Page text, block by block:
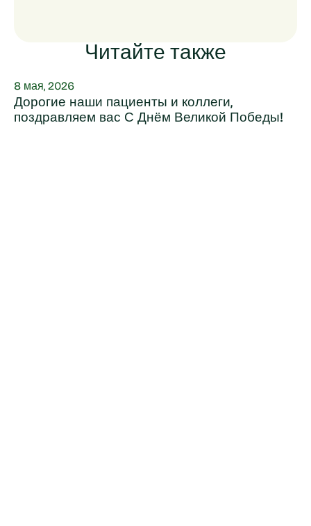
Читайте также
8 мая, 2026
Дорогие наши пациенты и коллеги,
поздравляем вас С Днём Великой Победы!